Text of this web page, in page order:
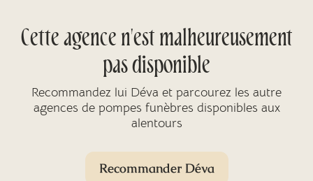
Cette agence n'est malheureusement
pas disponible
Recommandez lui Déva et parcourez les autre
agences de pompes funèbres disponibles aux
alentours
Recommander Déva